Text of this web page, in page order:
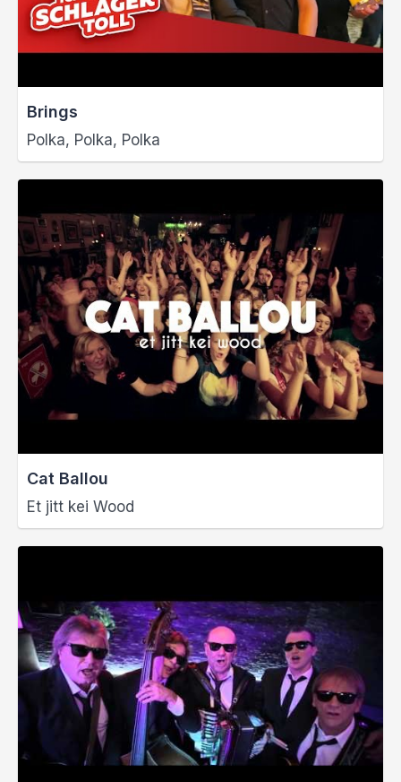
Brings
Polka, Polka, Polka
Cat Ballou
Et jitt kei Wood